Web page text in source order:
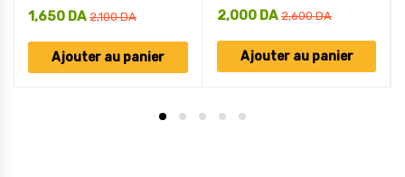
2,100DA
1,650 DA
Ajouter au panier
2,600DA
2,000 DA
Ajouter au panier